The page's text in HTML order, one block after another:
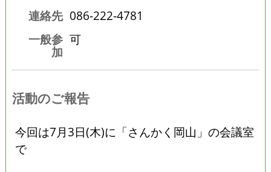
連絡先 086-222-4781
一般参
加
可
活動のご報告
今回は7月3日(木)に「さんかく岡山」の会議室
で